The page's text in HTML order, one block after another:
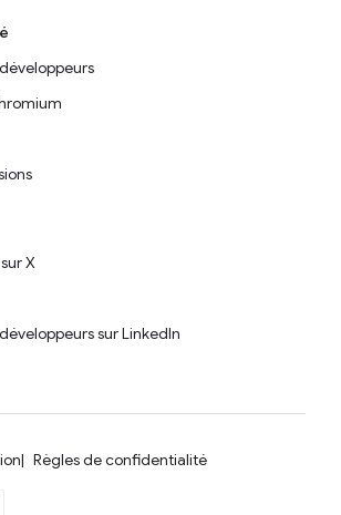
X
sur LinkedIn
Règles de confidentialité